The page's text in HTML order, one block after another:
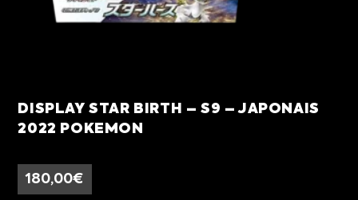
DISPLAY STAR BIRTH – S9 – JAPONAIS
2022 POKEMON
180,00€